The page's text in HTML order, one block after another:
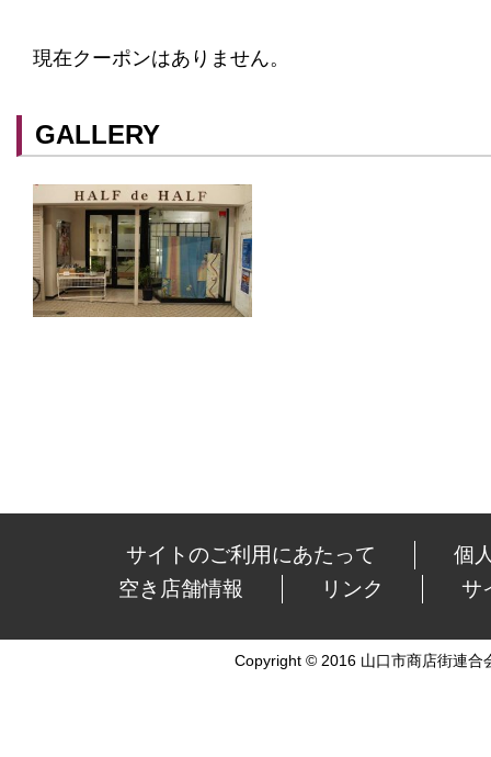
クーポンはスマートフォンに山口街中ア
スマートフォンアプリ「山口街中」は
ができます。
現在クーポンはありません。
GALLERY
サイトのご利用にあたって
個
空き店舗情報
リンク サ
Copyright © 2016 山口市商店街連合